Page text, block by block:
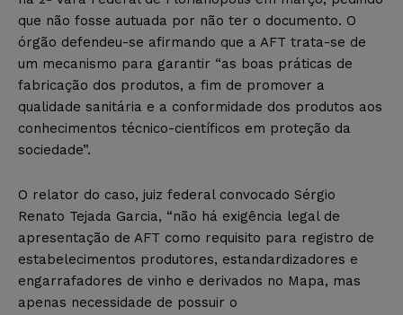
que não fosse autuada por não ter o documento. O
órgão defendeu-se afirmando que a AFT trata-se de
um mecanismo para garantir “as boas práticas de
fabricação dos produtos, a fim de promover a
qualidade sanitária e a conformidade dos produtos aos
conhecimentos técnico-científicos em proteção da
sociedade”.
O relator do caso, juiz federal convocado Sérgio
Renato Tejada Garcia, “não há exigência legal de
apresentação de AFT como requisito para registro de
estabelecimentos produtores, estandardizadores e
engarrafadores de vinho e derivados no Mapa, mas
apenas necessidade de possuir o